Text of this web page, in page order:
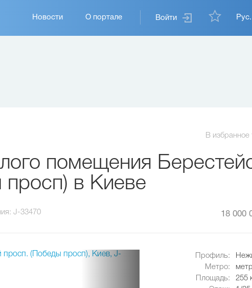
Войти Рус.
Основная
навигация
Новости О портале
В избранное
помещения
в Киеве
J-33470 18 000
Профиль:
Метро:
Площадь:
255